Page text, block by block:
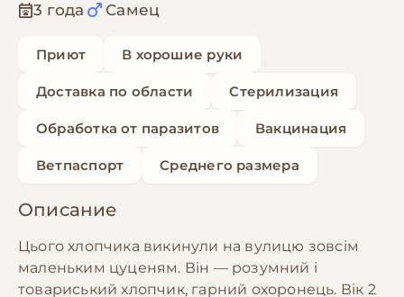
3 года Самец
Приют В хорошие руки
Доставка по области Стерилизация
Обработка от паразитов Вакцинация
Ветпаспорт Среднего размера
Описание
Цього хлопчика викинули на вулицю зовсім
маленьким цуценям. Він — розумний і
товариський хлопчик, гарний охоронець. Вік 2